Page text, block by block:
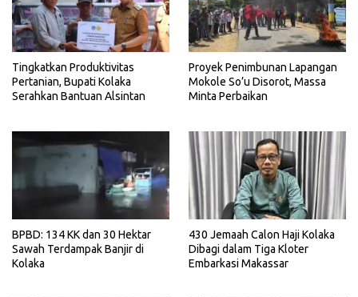
Tingkatkan Produktivitas
Pertanian, Bupati Kolaka
Serahkan Bantuan Alsintan
Proyek Penimbunan Lapangan
Mokole So’u Disorot, Massa
Minta Perbaikan
BPBD: 134 KK dan 30 Hektar
Sawah Terdampak Banjir di
Kolaka
430 Jemaah Calon Haji Kolaka
Dibagi dalam Tiga Kloter
Embarkasi Makassar